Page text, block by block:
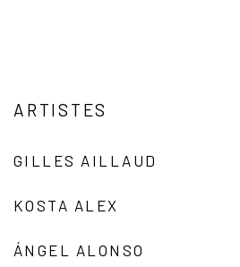
ARTISTES
GILLES AILLAUD
KOSTA ALEX
ÁNGEL ALONSO